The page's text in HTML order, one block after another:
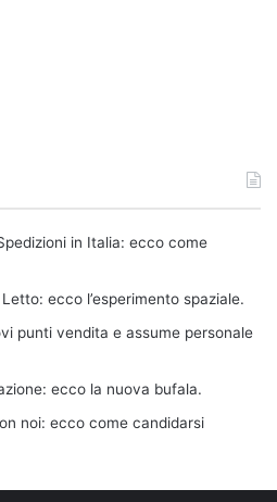
in Italia: ecco come
ecco l’esperimento spaziale.
punti vendita e assume personale
ecco la nuova bufala.
noi: ecco come candidarsi